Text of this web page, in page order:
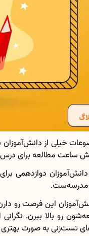
خیلی از
ساعت مطالعه برای
دانش‌آموزان دوازدهمی
مدرسه‌ست.
این فرصت رو
رو بالا ببرن.
تست‌زنی به صورت